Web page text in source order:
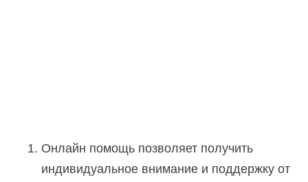
Онлайн помощь позволяет получить
индивидуальное внимание и поддержку от